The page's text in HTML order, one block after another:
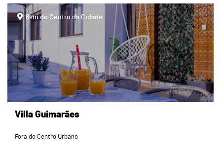
page
8km do Centro da Cidade
Villa Guimarães
Fora do Centro Urbano